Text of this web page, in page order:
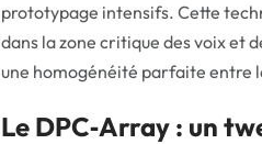
prototypage intensifs. Cette
dans la zone critique des voix et
une homogénéité parfaite entre
Le DPC‑Array : un